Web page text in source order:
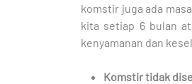
komstir juga ada
kita setiap 6 bulan
kenyamanan dan
Komstir tidak